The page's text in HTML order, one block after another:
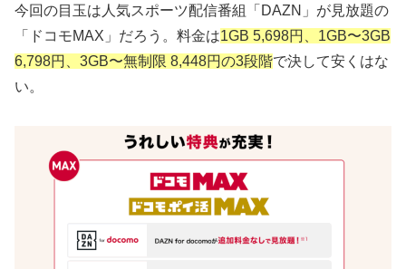
今回の目玉は人気スポーツ配信番組「DAZN」が見放題の
「ドコモMAX」だろう。料金は1GB 5,698円、1GB〜3GB
6,798円、3GB〜無制限 8,448円の3段階で決して安くはな
い。